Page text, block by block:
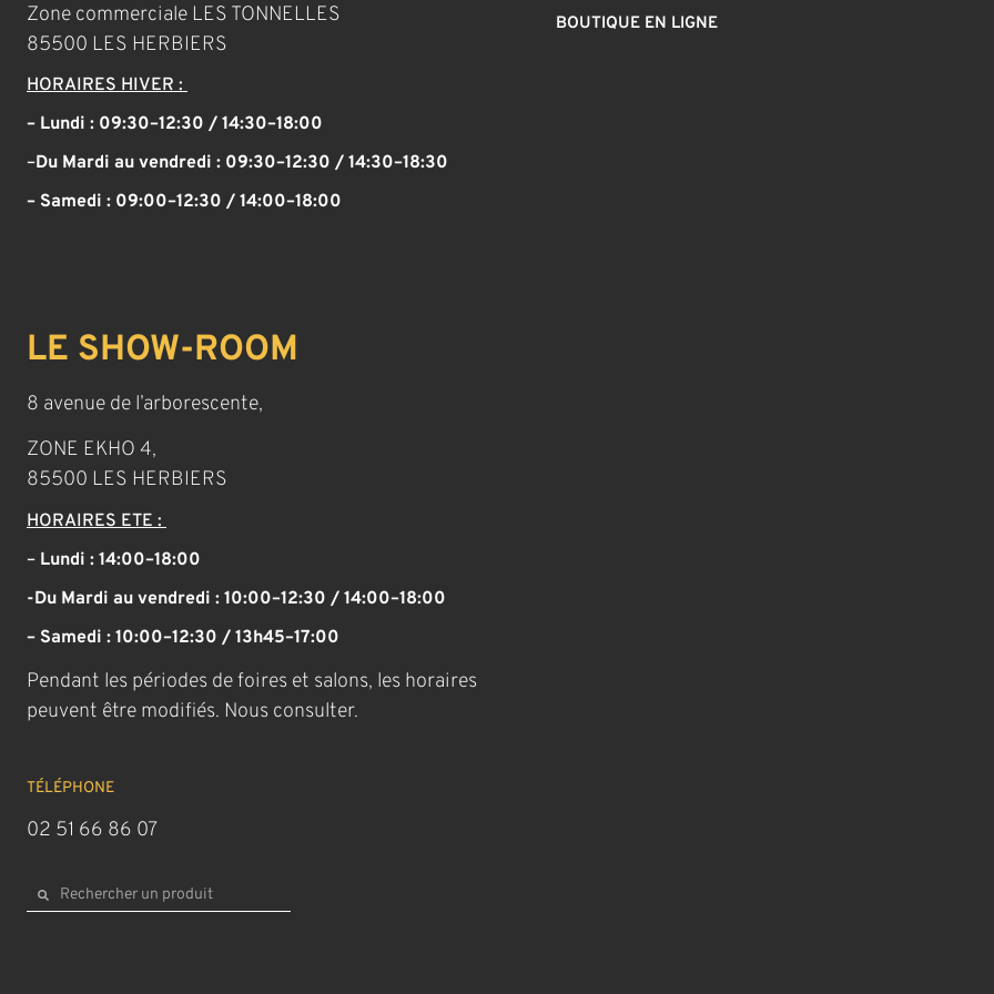
Zone commerciale LES TONNELLES
85500 LES HERBIERS
HORAIRES HIVER :
– Lundi : 09:30–12:30 / 14:30–18:00
–Du Mardi au vendredi : 09:30–12:30 / 14:30–18:30
– Samedi : 09:00–12:30 / 14:00–18:00
LE SHOW-ROOM
8 avenue de l’arborescente,
ZONE EKHO 4,
85500 LES HERBIERS
HORAIRES ETE :
– Lundi : 14:00–18:00
-Du Mardi au vendredi : 10:00–12:30 / 14:00–18:00
– Samedi : 10:00–12:30 / 13h45–17:00
Pendant les périodes de foires et salons, les horaires
peuvent être modifiés. Nous consulter.
TÉLÉPHONE
02 51 66 86 07
BOUTIQUE EN LIGNE